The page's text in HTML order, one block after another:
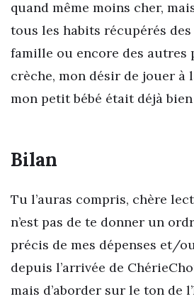
quand même moins cher,
tous les habits récupérés
famille ou encore des autres
crèche, mon désir de jouer à
mon petit bébé était déjà
Bilan
Tu l’auras compris, chère
n’est pas de te donner un
précis de mes dépenses et/
depuis l’arrivée de
mais d’aborder sur le ton de